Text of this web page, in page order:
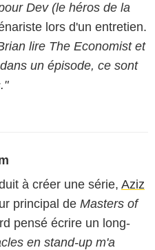
Dev (le héros de la
lors d'un entretien.
lire The Economist et
un épisode, ce sont
à créer une série, Aziz
principal de Masters of
pensé écrire un long-
en stand-up m'a